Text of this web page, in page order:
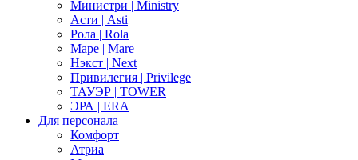
Министри | Ministry
Асти | Asti
Рола | Rola
Маре | Mare
Нэкст | Next
Привилегия | Privilege
ТАУЭР | TOWER
ЭРА | ERA
Для персонала
Комфорт
Атриа